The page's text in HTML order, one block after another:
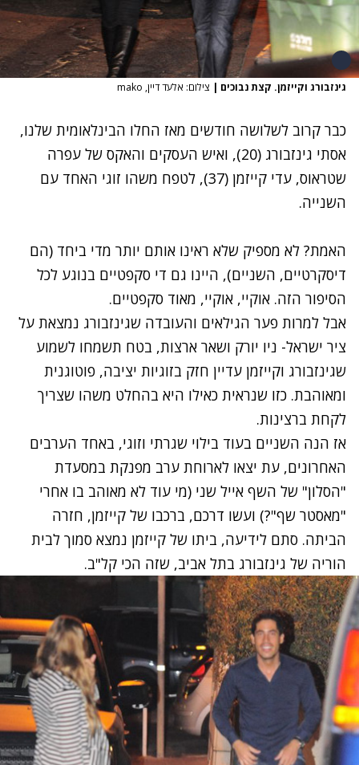
גינזבורג וקייזמן. קצת נבוכים | צילום: אלעד דיין, mako
כבר קרוב לשלושה חודשים מאז החלו הבינלאומית שלנו,
אסתי גינזבורג (20), ואיש העסקים והאקס של
עפרה
שטראוס, עדי קייזמן
(37), לטפח משהו זוגי האחד עם
השנייה.
האמת? לא מספיק שלא ראינו אותם יותר מדי ביחד (הם
דיסקרטיים, השניים), היינו גם די סקפטיים בנוגע לכל
הסיפור הזה. אוקיי, אוקיי, מאוד סקפטיים.
אבל למרות פער הגילאים והעובדה שגינזבורג נמצאת על
ציר ישראל- ניו יורק ושאר ארצות, בטח תשמחו לשמוע
שגינזבורג וקייזמן עדיין חזק בזוגיות יציבה, פוטוגנית
ומאוהבת. כזו שנראית כאילו היא בהחלט משהו שצריך
לקחת ברצינות.
אז הנה השניים בעוד בילוי שגרתי וזוגי, באחד הערבים
האחרונים, עת יצאו לארוחת ערב מפנקת במסעדת
"הסלון" של השף אייל שני (מי עוד לא מאוהב בו אחרי
"מאסטר שף"?) ועשו דרכם, ברכבו של קייזמן, חזרה
הביתה. סתם לידיעה, ביתו של קייזמן נמצא סמוך לבית
הוריה של גינזבורג בתל אביב, שזה הכי קל"ב.